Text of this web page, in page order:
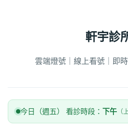
軒宇診
雲端燈號｜線上看號｜即
今日（週五） 看診時段： 下午 （